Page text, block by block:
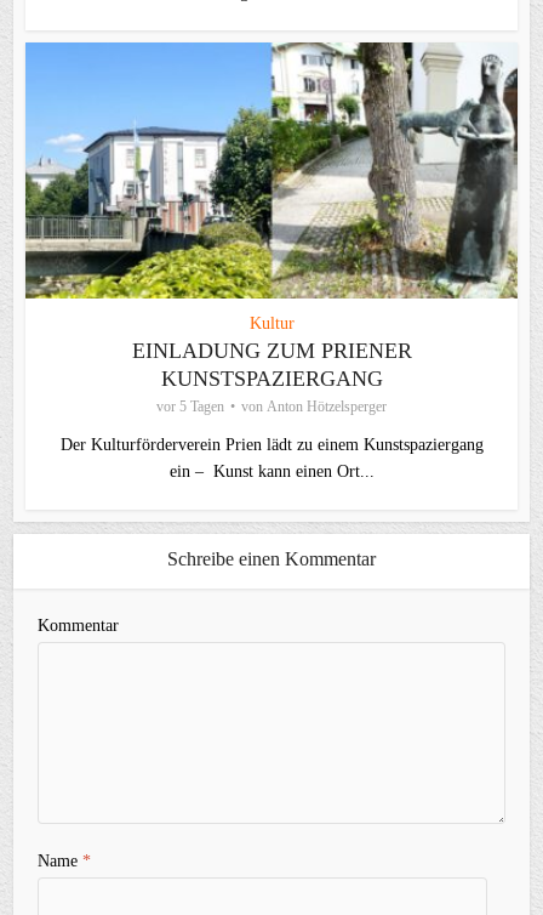
Kultur
EINLADUNG ZUM PRIENER
KUNSTSPAZIERGANG
vor 5 Tagen von Anton Hötzelsperger
Der Kulturförderverein Prien lädt zu einem Kunstspaziergang
ein – Kunst kann einen Ort...
Schreibe einen Kommentar
Kommentar
Name*